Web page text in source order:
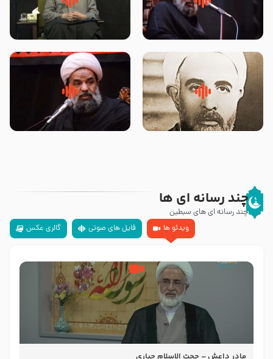
روضه جانسوز پاره های جگر امام
حسن مجتبی علیه السلام-حجت
لقب حضرت رقیه سلام الله علیها به
چه معناست – حجت الاسلام علوی
روضه‌ی مجلس یزید ملعون و
اسارت اهل‌بیت علیهم‌السلام –
سلام جوانی که امام حسین علیه
السلام خودش جوابش را دادند
چند رسانه ای ها
چند رسانه ای های سبطین
ویدئو ها
فایل های صوتی گالری عکس
مادر داعش – حجت الاسلام جباری